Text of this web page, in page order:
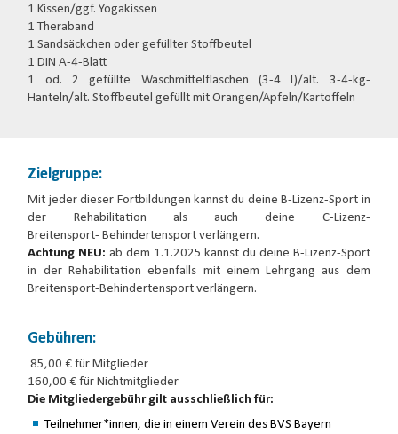
1 Kissen/ggf. Yogakissen
1 Theraband
1 Sandsäckchen oder gefüllter Stoffbeutel
1 DIN A-4-Blatt
1 od. 2 gefüllte Waschmittelflaschen (3-4 l)/alt. 3-4-kg-
Hanteln/alt. Stoffbeutel gefüllt mit Orangen/Äpfeln/Kartoffeln
Zielgruppe:
Mit jeder dieser Fortbildungen kannst du deine B-Lizenz-Sport in
der Rehabilitation als auch deine C-Lizenz-
Breitensport- Behindertensport verlängern.
Achtung NEU: ab dem 1.1.2025 kannst du deine B-Lizenz-Sport
in der Rehabilitation ebenfalls mit einem Lehrgang aus dem
Breitensport-Behindertensport verlängern.
Gebühren:
85,00 € für Mitglieder
160,00 € für Nichtmitglieder
Die Mitgliedergebühr gilt ausschließlich für:
Teilnehmer*innen, die in einem Verein des BVS Bayern